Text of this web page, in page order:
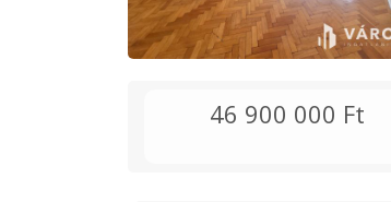
46 900 000 Ft